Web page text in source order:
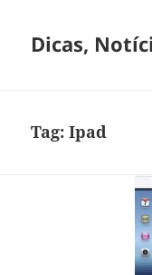
Dicas,
Tag:Ipad